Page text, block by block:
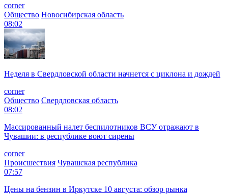
corner
Общество Новосибирская область
08:02
Неделя в Свердловской области начнется с циклона и дождей
corner
Общество Свердловская область
08:02
Массированный налет беспилотников ВСУ отражают в
Чувашии: в республике воют сирены
corner
Происшествия Чувашская республика
07:57
Цены на бензин в Иркутске 10 августа: обзор рынка